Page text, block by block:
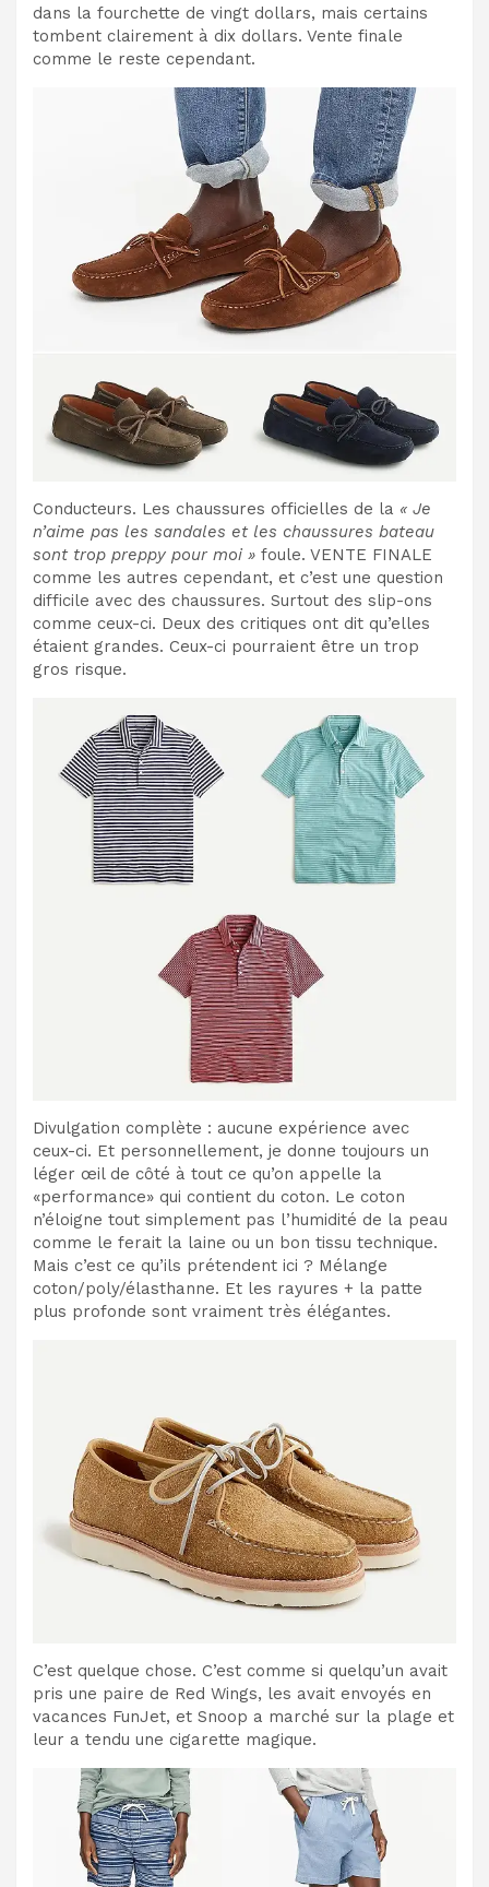
dans la fourchette de vingt dollars, mais certains
tombent clairement à dix dollars. Vente finale
comme le reste cependant.
Conducteurs. Les chaussures officielles de la « Je
n’aime pas les sandales et les chaussures bateau
sont trop preppy pour moi » foule. VENTE FINALE
comme les autres cependant, et c’est une question
difficile avec des chaussures. Surtout des slip-ons
comme ceux-ci. Deux des critiques ont dit qu’elles
étaient grandes. Ceux-ci pourraient être un trop
gros risque.
Divulgation complète : aucune expérience avec
ceux-ci. Et personnellement, je donne toujours un
léger œil de côté à tout ce qu’on appelle la
«performance» qui contient du coton. Le coton
n’éloigne tout simplement pas l’humidité de la peau
comme le ferait la laine ou un bon tissu technique.
Mais c’est ce qu’ils prétendent ici ? Mélange
coton/poly/élasthanne. Et les rayures + la patte
plus profonde sont vraiment très élégantes.
C’est quelque chose. C’est comme si quelqu’un avait
pris une paire de Red Wings, les avait envoyés en
vacances FunJet, et Snoop a marché sur la plage et
leur a tendu une cigarette magique.